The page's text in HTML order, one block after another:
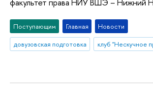
Поступающим Главная
Новости
довузовская подготовка
клуб "Нескучное